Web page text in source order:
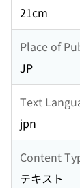
21cm
Place of
JP
Text
jpn
Content
テキスト